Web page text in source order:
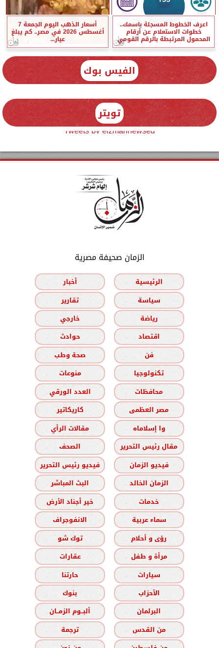
اعرف الخطوط المسجلة باسمك..
خطوات الاستعلام عن أرقام
المحمول المرتبطة بالرقم القومي
أسعار الذهب اليوم الجمعة 7
أغسطس 2026 في مصر.. كم يبلغ
عيار...
الفيس بوك
تويتر
Tweets by elzmannewseg
الزمان صحيفة مصرية
الرئيسية
أخبار
سياسة
تقارير
رياضة
خارجي
اقتصاد
حوادث
فن
صحة وطب
تكنولوجيا
منوعات
محافظات
العدد الورقي
مصر العظمى
كاريكاتير
وا إسلاماه
مقالات الرأي
مقال رئيس التحرير
الصحف
فيديو الزمان
فيديو رئيس التحرير
الزمان الخالد
البث المباشر
خدمات
خير أجناد الأرض
سماء عربية
الانفوجراف
رؤى و أحلام
توك شو
مرأة و طفل
عقارات
سيارات
حارتنا
الأحزاب
بنوك
البرلمان
ألبــوم الزمــان
من القدس
ترجمة